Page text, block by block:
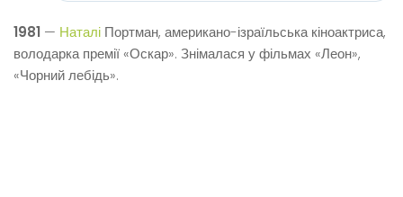
1981 — Наталі Портман, американо-ізраїльська кіноактриса,
володарка премії «Оскар». Знімалася у фільмах «Леон»,
«Чорний лебідь».